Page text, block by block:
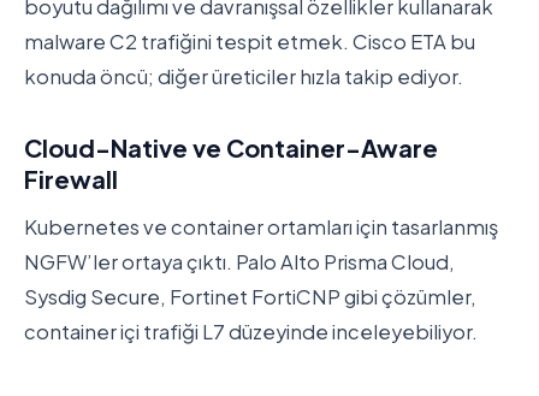
boyutu dağılımı ve davranışsal özellikler kullanarak
malware C2 trafiğini tespit etmek. Cisco ETA bu
konuda öncü; diğer üreticiler hızla takip ediyor.
Cloud-Native ve Container-Aware
Firewall
Kubernetes ve container ortamları için tasarlanmış
NGFW’ler ortaya çıktı. Palo Alto Prisma Cloud,
Sysdig Secure, Fortinet FortiCNP gibi çözümler,
container içi trafiği L7 düzeyinde inceleyebiliyor.